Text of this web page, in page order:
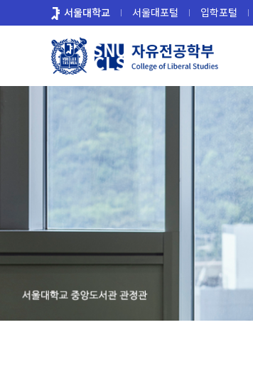
로
서울대학교 서울대포털 입학포털